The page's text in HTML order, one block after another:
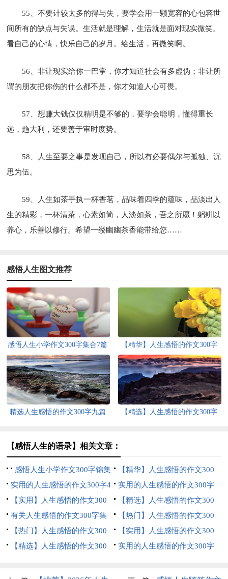
55、不要计较太多的得与失，要学会用一颗宽容的心包容世
间所有的缺点与失误。生活就是理解，生活就是面对现实微笑。
看自己的心情，快乐自己的岁月。给生活，再微笑啊。
56、非让现实给你一巴掌，你才知道社会有多虚伪；非让所
谓的朋友把你伤的什么都不是，你才知道人心可畏。
57、想赚大钱仅仅精明是不够的，要学会聪明，懂得重长
远，趋大利，还要善于审时度势。
58、人生至要之事是发现自己，所以有必要偶尔与孤独、沉
思为伍。
59、人生如茶手执一杯香茗，品味着四季的蕴味，品淡出人
生的精彩，一杯清茶，心素如简，人淡如茶，吾之所愿！躬耕以
养心，乐善以修行。希望一缕幽幽茶香能带给您……
感悟人生图文推荐
感悟人生小学作文300字集合7篇
【精华】人生感悟的作文300字
六篇
精选人生感悟的作文300字九篇
【精选】人生感悟的作文300字
【感悟人生的语录】相关文章：
感悟人生小学作文300字锦集
5篇
【精华】人生感悟的作文300
字锦集9篇
实用的人生感悟的作文300字4
篇
实用的人生感悟的作文300字
三篇
【实用】人生感悟的作文300
字三篇
【精选】人生感悟的作文300
字集锦8篇
有关人生感悟的作文300字集
锦十篇
【热门】人生感悟的作文300
字三篇
【热门】人生感悟的作文300
字汇编10篇
【实用】人生感悟的作文300
字汇总10篇
【精选】人生感悟的作文300
实用的人生感悟的作文300字